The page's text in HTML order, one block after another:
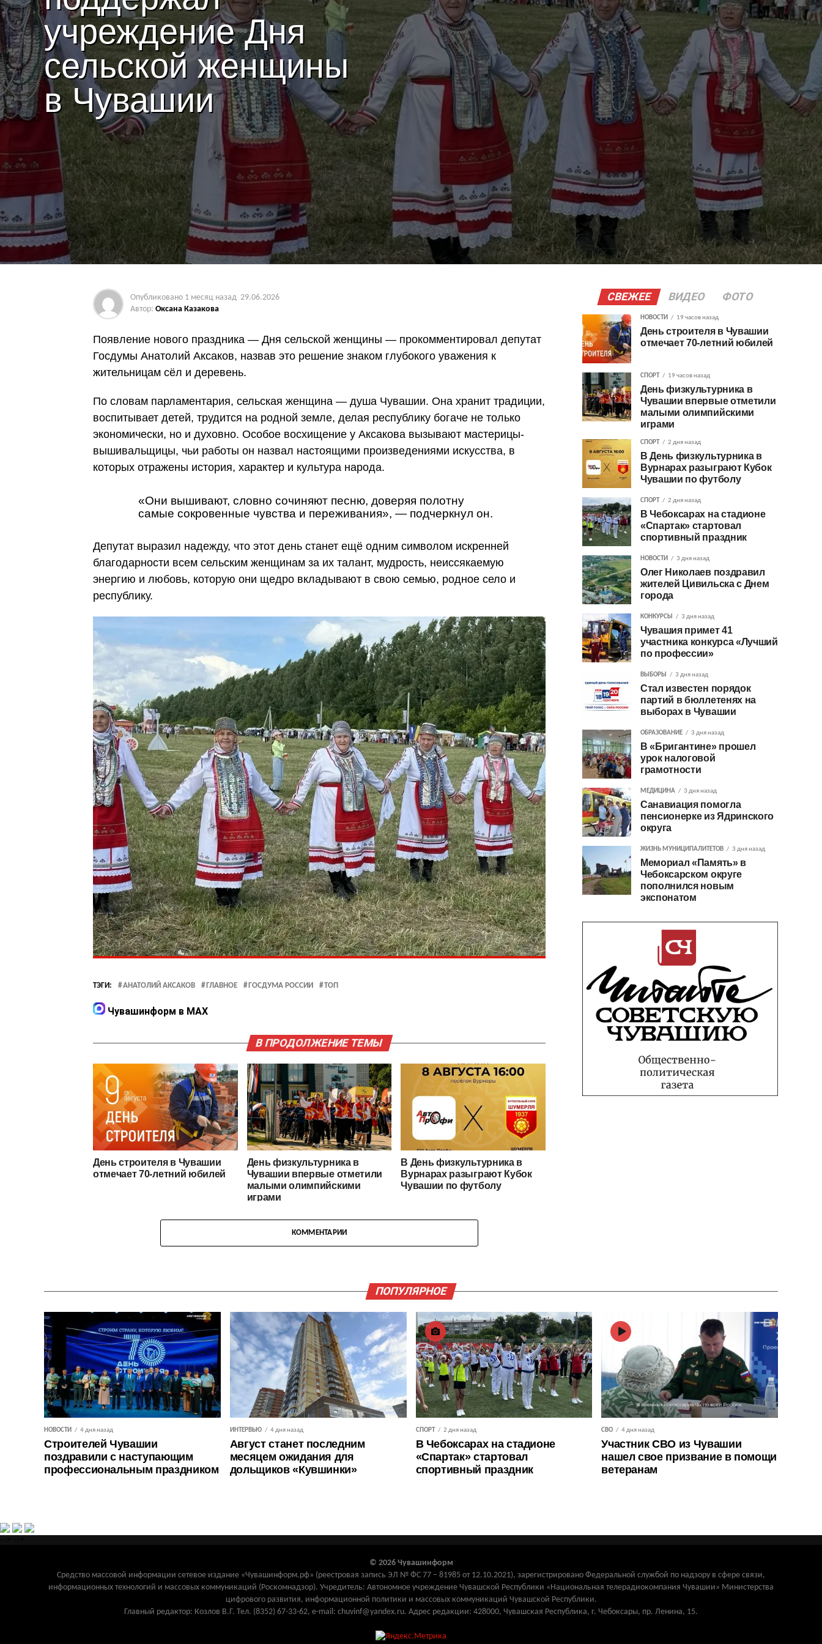
учреждение Дня
сельской женщины
в Чувашии
Опубликовано 1 месяц назад 29.06.2026
Автор: Оксана Казакова
Появление нового праздника — Дня сельской женщины — прокомментировал депутат
Госдумы Анатолий Аксаков, назвав это решение знаком глубокого уважения к
жительницам сёл и деревень.
По словам парламентария, сельская женщина — душа Чувашии. Она хранит традиции,
воспитывает детей, трудится на родной земле, делая республику богаче не только
экономически, но и духовно. Особое восхищение у Аксакова вызывают мастерицы-
вышивальщицы, чьи работы он назвал настоящими произведениями искусства, в
которых отражены история, характер и культура народа.
«Они вышивают, словно сочиняют песню, доверяя полотну
самые сокровенные чувства и переживания», — подчеркнул он.
Депутат выразил надежду, что этот день станет ещё одним символом искренней
благодарности всем сельским женщинам за их талант, мудрость, неиссякаемую
энергию и любовь, которую они щедро вкладывают в свою семью, родное село и
республику.
ТЭГИ: АНАТОЛИЙ АКСАКОВ ГЛАВНОЕ ГОСДУМА РОССИИ ТОП
Чувашинформ в MAX
В ПРОДОЛЖЕНИЕ ТЕМЫ
День строителя в Чувашии
отмечает 70-летний юбилей
День физкультурника в
Чувашии впервые отметили
малыми олимпийскими
играми
В День физкультурника в
Вурнарах разыграют Кубок
Чувашии по футболу
КОММЕНТАРИИ
СВЕЖЕЕ ВИДЕО ФОТО
НОВОСТИ 19 часов назад
День строителя в Чувашии
отмечает 70-летний юбилей
СПОРТ 19 часов назад
День физкультурника в
Чувашии впервые отметили
малыми олимпийскими
играми
СПОРТ 2 дня назад
В День физкультурника в
Вурнарах разыграют Кубок
Чувашии по футболу
СПОРТ 2 дня назад
В Чебоксарах на стадионе
«Спартак» стартовал
спортивный праздник
НОВОСТИ 3 дня назад
Олег Николаев поздравил
жителей Цивильска с Днем
города
КОНКУРСЫ 3 дня назад
Чувашия примет 41
участника конкурса «Лучший
по профессии»
ВЫБОРЫ 3 дня назад
Стал известен порядок
партий в бюллетенях на
выборах в Чувашии
ОБРАЗОВАНИЕ 3 дня назад
В «Бригантине» прошел
урок налоговой
грамотности
МЕДИЦИНА 3 дня назад
Санавиация помогла
пенсионерке из Ядринского
округа
ЖИЗНЬ МУНИЦИПАЛИТЕТОВ 3 дня назад
Мемориал «Память» в
Чебоксарском округе
пополнился новым
экспонатом
ПОПУЛЯРНОЕ
НОВОСТИ 4 дня назад
Строителей Чувашии
поздравили с наступающим
профессиональным праздником
ИНТЕРВЬЮ 4 дня назад
Август станет последним
месяцем ожидания для
дольщиков «Кувшинки»
СПОРТ 2 дня назад
В Чебоксарах на стадионе
«Спартак» стартовал
спортивный праздник
СВО 4 дня назад
Участник СВО из Чувашии
нашел свое призвание в помощи
ветеранам
© 2026 Чувашинформ
Средство массовой информации сетевое издание «Чувашинформ.рф» (реестровая запись ЭЛ № ФС 77 – 81985 от 12.10.2021), зарегистрировано Федеральной службой по надзору в сфере связи,
информационных технологий и массовых коммуникаций (Роскомнадзор). Учредитель: Автономное учреждение Чувашской Республики «Национальная телерадиокомпания Чувашии» Министерства
цифрового развития, информационной политики и массовых коммуникаций Чувашской Республики.
Главный редактор: Козлов В.Г. Тел. (8352) 67-33-62, e-mail: chuvinf@yandex.ru. Адрес редакции: 428000, Чувашская Республика, г. Чебоксары, пр. Ленина, 15.